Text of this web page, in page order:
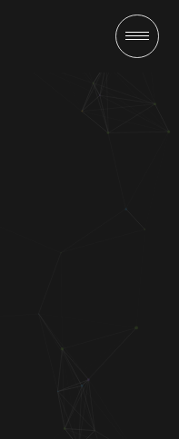
公司-蘋果網
SEO優化保